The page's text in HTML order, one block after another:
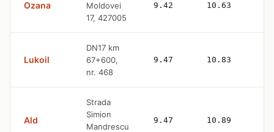
Ozana
Moldovei
17, 427005
9.42 10.63
Lukoil
DN17 km
67+600,
nr. 468
9.47 10.83
Ald
Strada
Simion
Mandrescu
9.47 10.89